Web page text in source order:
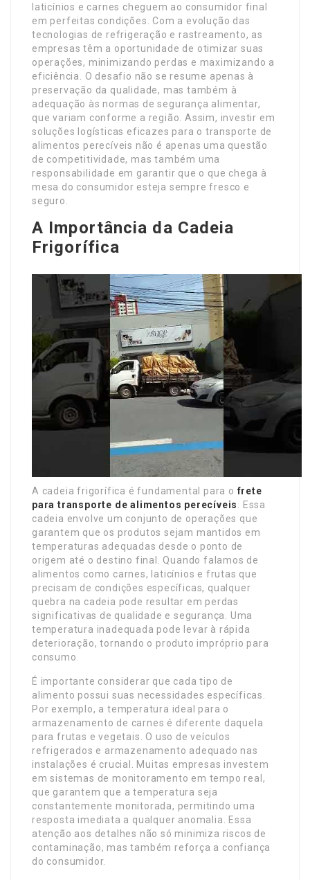
laticínios e carnes cheguem ao consumidor final
em perfeitas condições. Com a evolução das
tecnologias de refrigeração e rastreamento, as
empresas têm a oportunidade de otimizar suas
operações, minimizando perdas e maximizando a
eficiência. O desafio não se resume apenas à
preservação da qualidade, mas também à
adequação às normas de segurança alimentar,
que variam conforme a região. Assim, investir em
soluções logísticas eficazes para o transporte de
alimentos perecíveis não é apenas uma questão
de competitividade, mas também uma
responsabilidade em garantir que o que chega à
mesa do consumidor esteja sempre fresco e
seguro.
A Importância da Cadeia
Frigorífica
A cadeia frigorífica é fundamental para o frete
para transporte de alimentos perecíveis
. Essa
cadeia envolve um conjunto de operações que
garantem que os produtos sejam mantidos em
temperaturas adequadas desde o ponto de
origem até o destino final. Quando falamos de
alimentos como carnes, laticínios e frutas que
precisam de condições específicas, qualquer
quebra na cadeia pode resultar em perdas
significativas de qualidade e segurança. Uma
temperatura inadequada pode levar à rápida
deterioração, tornando o produto impróprio para
consumo.
É importante considerar que cada tipo de
alimento possui suas necessidades específicas.
Por exemplo, a temperatura ideal para o
armazenamento de carnes é diferente daquela
para frutas e vegetais. O uso de veículos
refrigerados e armazenamento adequado nas
instalações é crucial. Muitas empresas investem
em sistemas de monitoramento em tempo real,
que garantem que a temperatura seja
constantemente monitorada, permitindo uma
resposta imediata a qualquer anomalia. Essa
atenção aos detalhes não só minimiza riscos de
contaminação, mas também reforça a confiança
do consumidor.